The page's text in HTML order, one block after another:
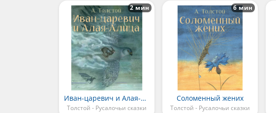
Иван-царевич и Алая-Алица
Толстой - Русалочьи сказки
2 мин
Соломенный жених
Толстой - Русалочьи сказки
6 мин